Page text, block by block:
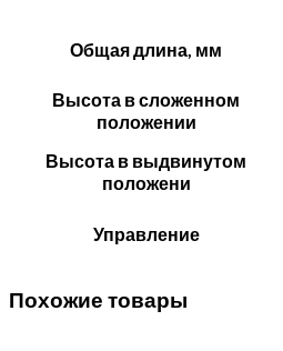
Общая длина, мм
Высота в сложенном
положении
Высота в выдвинутом
положени
Управление
Похожие товары